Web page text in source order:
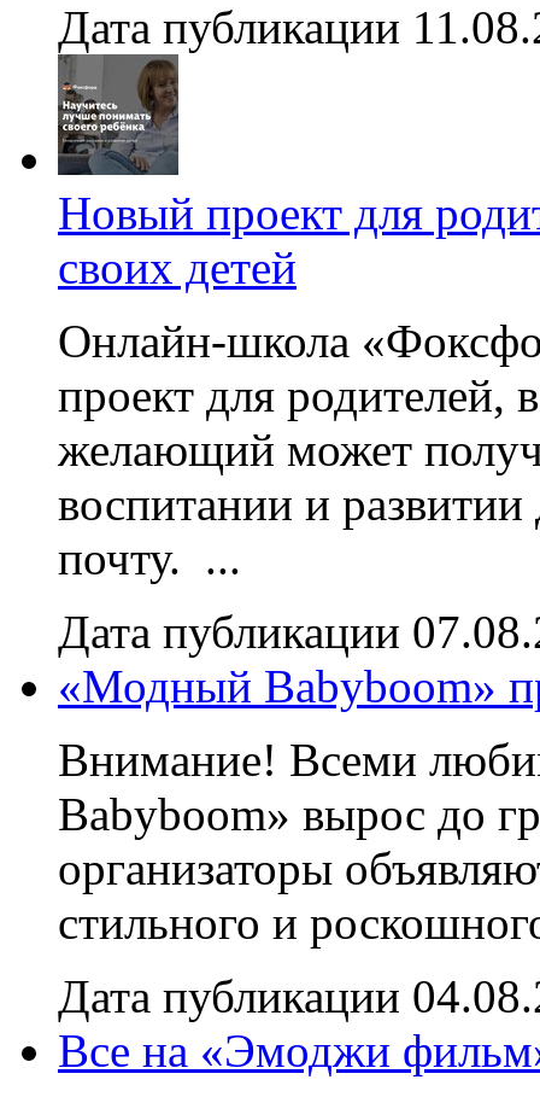
Дата публикации
Новый проект для
своих детей
Онлайн-школа
проект для родителей,
желающий может
воспитании и
почту. ...
Дата публикации
«Модный Babyboom»
Внимание! Всеми
Babyboom» вырос до
организаторы
стильного и
Дата публикации
Все на «Эмоджи